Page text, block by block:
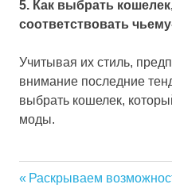
5. Как выбрать
соответствовать
Учитывая их стиль,
внимание последние
выбрать кошелек,
моды.
Previous
Раскрываем